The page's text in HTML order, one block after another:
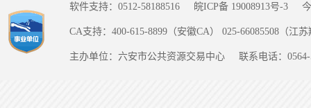
软件支持：0512-58188516 皖ICP备 19008913号-3
CA支持：400-615-8899（安徽CA） 025-66085508（江
主办单位：六安市公共资源交易中心 联系电话：0564-